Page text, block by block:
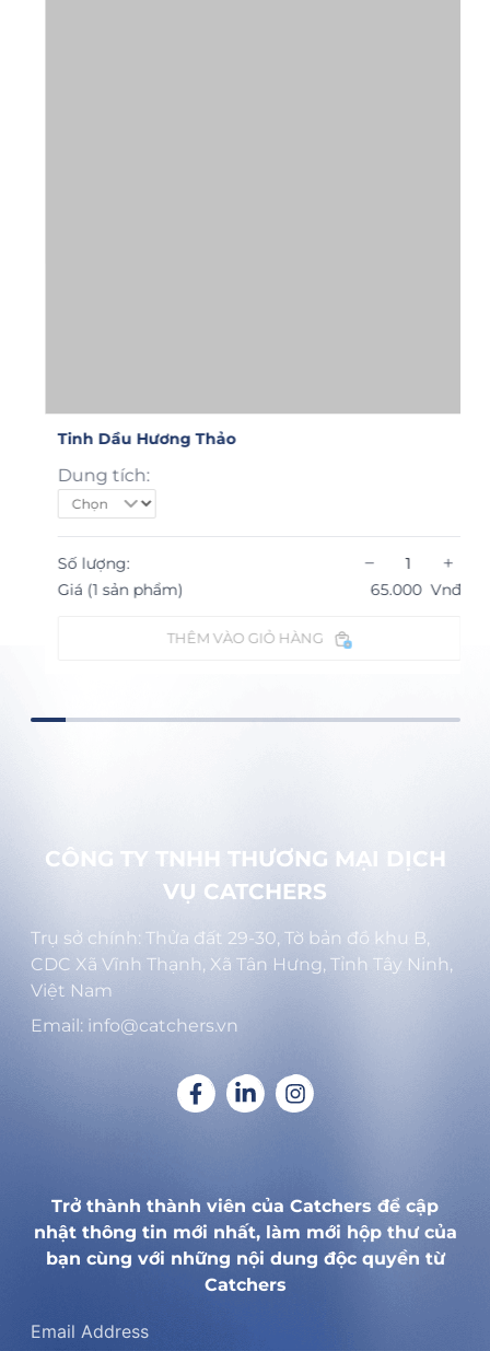
Tinh Dầu Hương Thảo
Dung tích:
Số lượng:
Giá (1 sản phẩm) 65.000Vnđ
THÊM VÀO GIỎ HÀNG
CÔNG TY TNHH THƯƠNG MẠI DỊCH
VỤ CATCHERS
Trụ sở chính: Thửa đất 29-30, Tờ bản đồ khu B,
CDC Xã Vĩnh Thạnh, Xã Tân Hưng, Tỉnh Tây Ninh,
Việt Nam
Email: info@catchers.vn
Trở thành thành viên của Catchers để cập
nhật thông tin mới nhất, làm mới hộp thư của
bạn cùng với những nội dung độc quyền từ
Catchers